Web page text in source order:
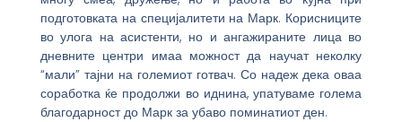
подготовката на специјалитети на Марк. Корисниците
во улога на асистенти, но и ангажираните лица во
дневните центри имаа можност да научат неколку
“мали” тајни на големиот готвач. Со надеж дека оваа
соработка ќе продолжи во иднина, упатуваме голема
благодарност до Марк за убаво поминатиот ден.